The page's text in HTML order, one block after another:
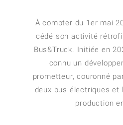
À compter du 1er mai
cédé son activité
Bus&Truck. Initiée en
connu un
prometteur, couronné
deux bus électriques et
production